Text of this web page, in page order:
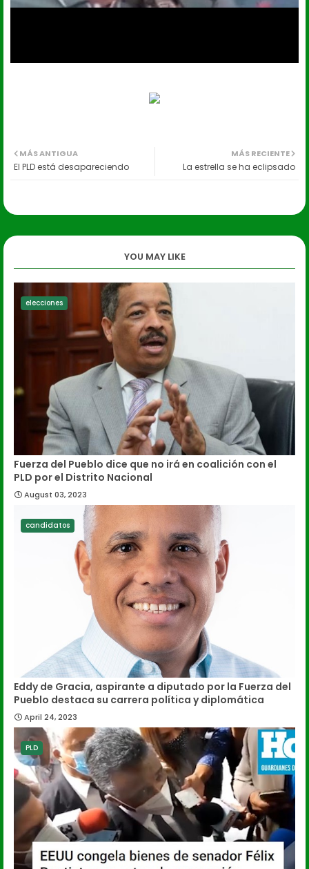
MÁS RECIENTE
La estrella se ha eclipsado
MÁS ANTIGUA
El PLD está desapareciendo
YOU MAY LIKE
elecciones
Fuerza del Pueblo dice que no irá en coalición con el
PLD por el Distrito Nacional
August 03, 2023
candidatos
Eddy de Gracia, aspirante a diputado por la Fuerza del
Pueblo destaca su carrera política y diplomática
April 24, 2023
PLD